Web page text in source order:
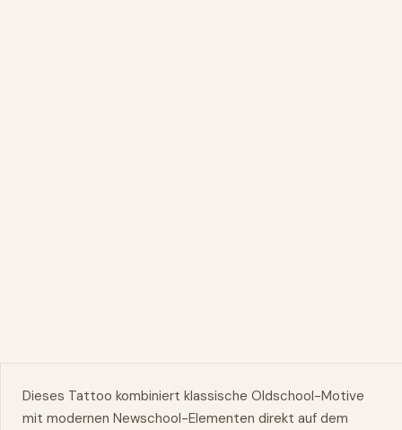
Dieses Tattoo kombiniert klassische Oldschool-Motive
mit modernen Newschool-Elementen direkt auf dem